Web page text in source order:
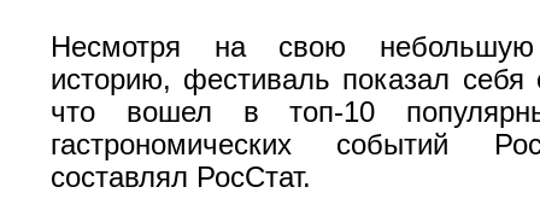
Несмотря на свою
историю, фестиваль показал себя
что вошел в топ-10
гастрономических событий
составлял РосСтат.